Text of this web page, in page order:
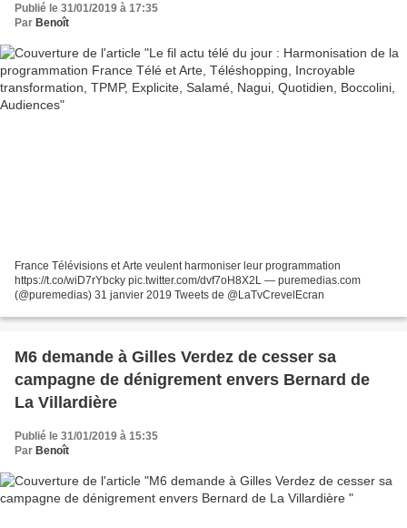
Audiences
Publié le 31/01/2019 à 17:35
Par Benoît
France Télévisions et Arte veulent harmoniser leur programmation
https://t.co/wiD7rYbcky pic.twitter.com/dvf7oH8X2L — puremedias.com
(@puremedias) 31 janvier 2019 Tweets de @LaTvCrevelEcran
M6 demande à Gilles Verdez de cesser sa
campagne de dénigrement envers Bernard de
La Villardière
Publié le 31/01/2019 à 15:35
Par Benoît